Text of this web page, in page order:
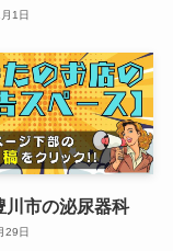
1日
川市の泌尿器科
29日